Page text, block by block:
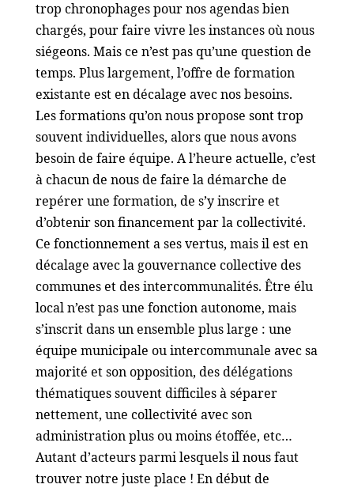
trop chronophages pour nos agendas bien
chargés, pour faire vivre les instances où nous
siégeons. Mais ce n’est pas qu’une question de
temps. Plus largement, l’offre de formation
existante est en décalage avec nos besoins.
Les formations qu’on nous propose sont trop
souvent individuelles, alors que nous avons
besoin de faire équipe. A l’heure actuelle, c’est
à chacun de nous de faire la démarche de
repérer une formation, de s’y inscrire et
d’obtenir son financement par la collectivité.
Ce fonctionnement a ses vertus, mais il est en
décalage avec la gouvernance collective des
communes et des intercommunalités. Être élu
local n’est pas une fonction autonome, mais
s’inscrit dans un ensemble plus large : une
équipe municipale ou intercommunale avec sa
majorité et son opposition, des délégations
thématiques souvent difficiles à séparer
nettement, une collectivité avec son
administration plus ou moins étoffée, etc…
Autant d’acteurs parmi lesquels il nous faut
trouver notre juste place ! En début de